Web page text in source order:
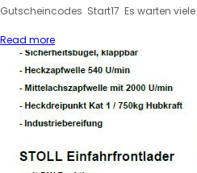
Gutscheincodes Start17 Es warten
Read more